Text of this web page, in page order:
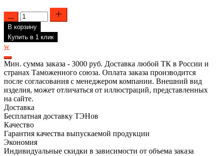
Количество
товара
Комплект
ТЭН
RCT
1500W,
RECO,
D42мм,
М6,
220V
+
прокладка
+
анод,
R182315K
В корзину
Купить в 1 клик
w
Мин. сумма заказа - 3000 руб. Доставка любой ТК в России и
странах Таможенного союза. Оплата заказа производится
после согласования с менеджером компании. Внешний вид
изделия, может отличаться от иллюстраций, представленных
на сайте.
Доставка
Бесплатная доставку ТЭНов
Качество
Гарантия качества выпускаемой продукции
Экономия
Индивидуальные скидки в зависимости от объема заказа